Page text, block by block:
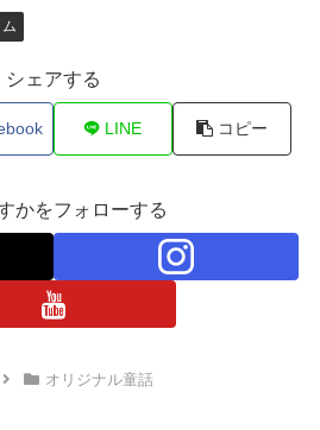
シェアする
LINE コピー
かをフォローする
オリジナル童話